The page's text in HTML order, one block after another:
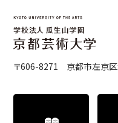
〒606-8271 京都市左京